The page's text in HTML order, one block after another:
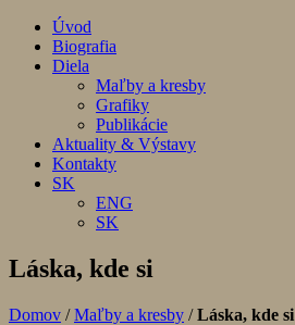
Úvod
Biografia
Diela
Maľby a kresby
Grafiky
Publikácie
Aktuality & Výstavy
Kontakty
SK
ENG
SK
Láska, kde si
Domov /Maľby a kresby /Láska, kde si